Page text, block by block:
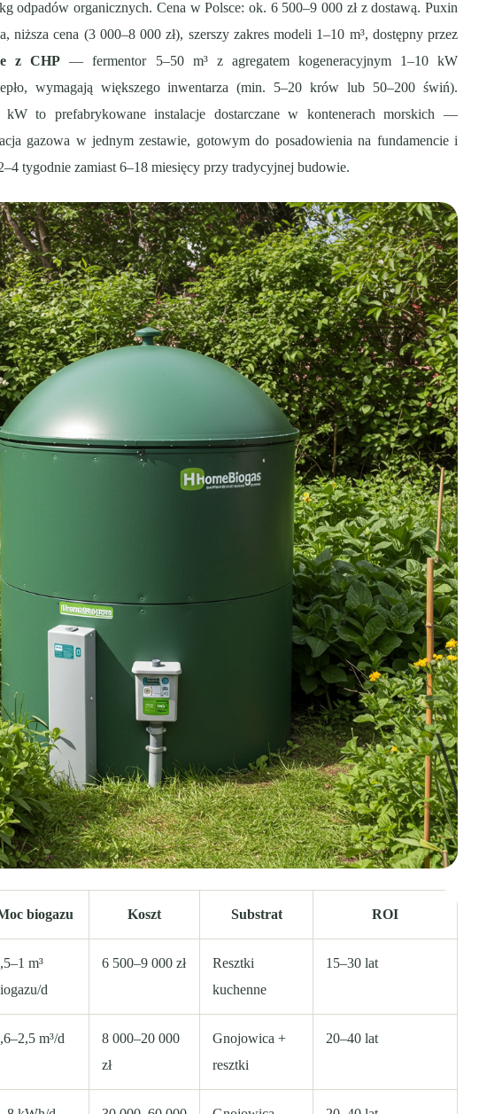
odpadów organicznych. Cena w Polsce: ok. 6 500–9 000 zł z dostawą. Puxin
cena (3 000–8 000 zł), szerszy zakres modeli 1–10 m³, dostępny przez
z CHP — fermentor 5–50 m³ z agregatem kogeneracyjnym 1–10 kW
wymagają większego inwentarza (min. 5–20 krów lub 50–200 świń).
to prefabrykowane instalacje dostarczane w kontenerach morskich —
gazowa w jednym zestawie, gotowym do posadowienia na fundamencie i
tygodnie zamiast 6–18 miesięcy przy tradycyjnej budowie.
biogazu Koszt Substrat ROI
m³
d
6 500–9 000 zł
Resztki
kuchenne
15–30 lat
m³/d
8 000–20 000
zł
Gnojowica +
resztki
20–40 lat